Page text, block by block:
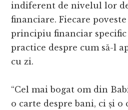
indiferent de nivelul lor
financiare. Fiecare
principiu financiar specific
practice despre cum să-l
cu zi.
“Cel mai bogat om din
o carte despre bani, ci și o